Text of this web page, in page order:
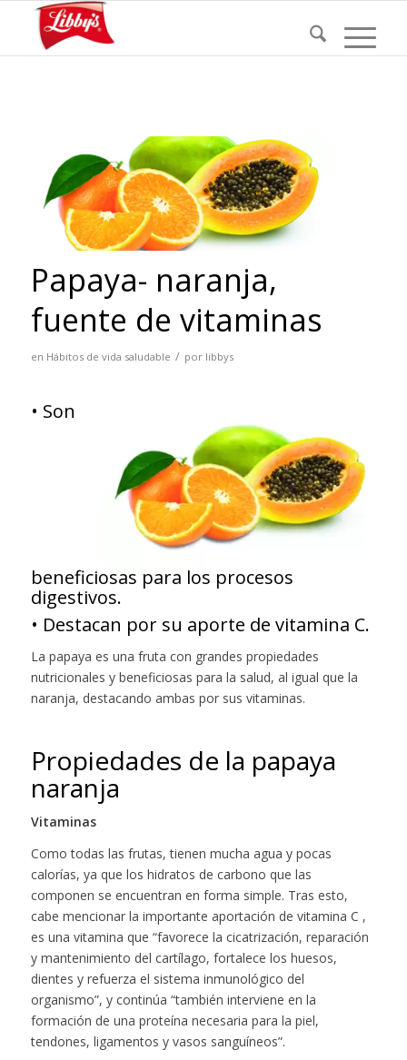
Papaya- naranja,
fuente de vitaminas
en Hábitos de vida saludable / por libbys
• Son
beneficiosas para los procesos
digestivos.
• Destacan por su aporte de vitamina C.
La papaya es una fruta con grandes propiedades
nutricionales y beneficiosas para la salud, al igual que la
naranja, destacando ambas por sus vitaminas.
Propiedades de la papaya
naranja
Vitaminas
Como todas las frutas, tienen mucha agua y pocas
calorías, ya que los hidratos de carbono que las
componen se encuentran en forma simple. Tras esto,
cabe mencionar la importante aportación de vitamina C ,
es una vitamina que “favorece la cicatrización, reparación
y mantenimiento del cartílago, fortalece los huesos,
dientes y refuerza el sistema inmunológico del
organismo”, y continúa “también interviene en la
formación de una proteína necesaria para la piel,
tendones, ligamentos y vasos sanguíneos”.